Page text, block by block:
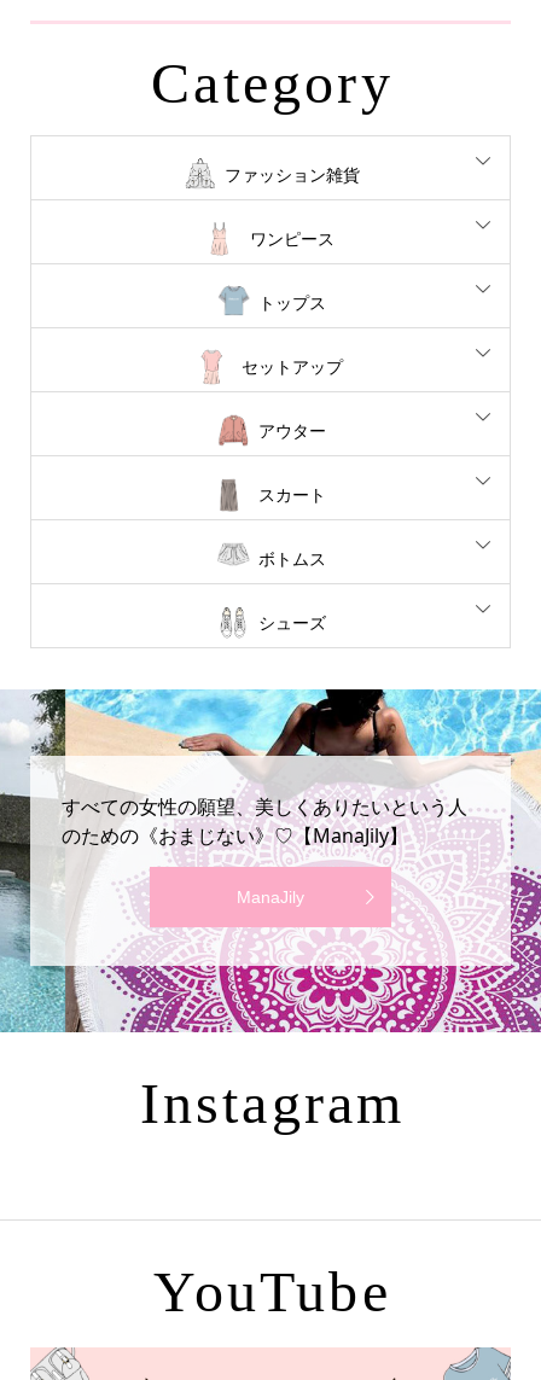
Category
ファッション雑貨
ワンピース
トップス
セットアップ
アウター
スカート
ボトムス
シューズ
すべての女性の願望、美しくありたいという人
のための《おまじない》♡【ManaJily】
ManaJily
Instagram
YouTube